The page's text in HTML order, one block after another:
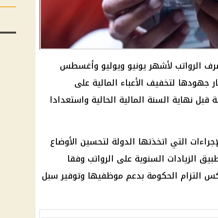
الرواتب لأشهر يونيو ويوليو وأغسطس
وذلك في إطار جهودها لتخفيف الأعباء المالية على
نهاية السنة المالية الحالية واستعدادا
التي اتخذتها الدولة لتحسين الأوضاع
الزيادات السنوية على الرواتب وفقا
التزام الحكومة بدعم موظفيها وتوفير سبل